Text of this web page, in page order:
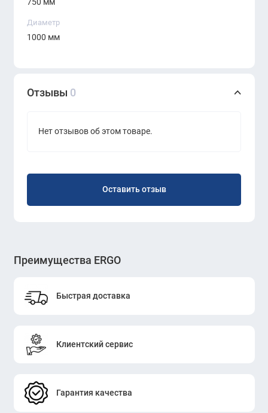
750 мм
Диаметр
1000 мм
Отзывы 0
Нет отзывов об этом товаре.
Оставить отзыв
Преимущества ERGO
Быстрая доставка
Клиентский сервис
Гарантия качества